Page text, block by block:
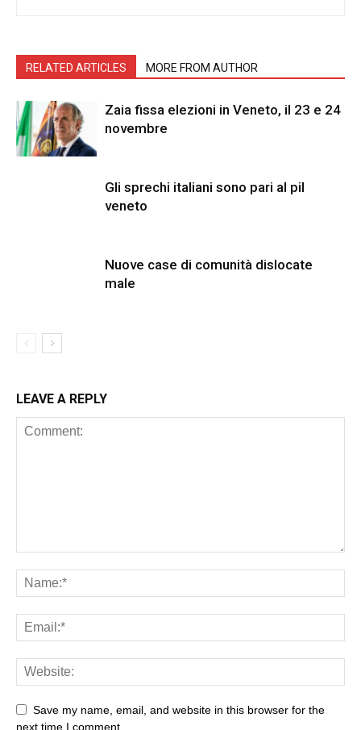
RELATED ARTICLES MORE FROM AUTHOR
Zaia fissa elezioni in Veneto, il 23 e 24
novembre
Gli sprechi italiani sono pari al pil
veneto
Nuove case di comunità dislocate
male
LEAVE A REPLY
Save my name, email, and website in this browser for the
next time I comment.